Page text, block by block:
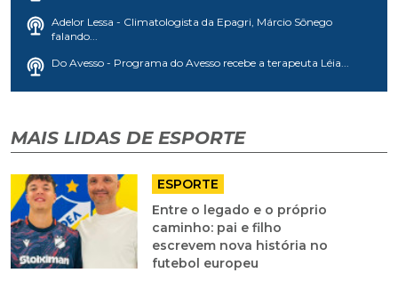
Adelor Lessa - Climatologista da Epagri, Márcio Sônego
falando...
Do Avesso - Programa do Avesso recebe a terapeuta Léia...
MAIS LIDAS DE ESPORTE
ESPORTE
Entre o legado e o próprio
caminho: pai e filho
escrevem nova história no
futebol europeu